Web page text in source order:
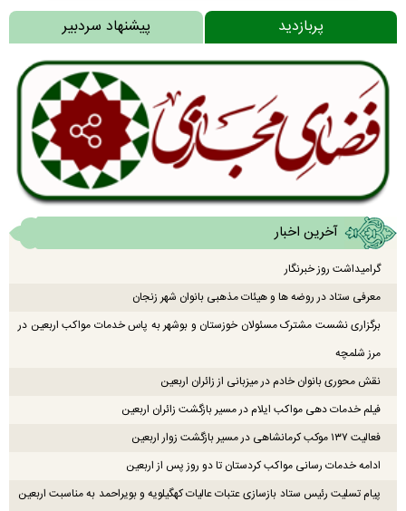
پربازدید پیشنهاد سردبیر
آخرین اخبار
گرامیداشت روز خبرنگار
معرفی ستاد در روضه ها و هیئات مذهبی بانوان شهر زنجان
برگزاری نشست مشترک مسئولان خوزستان و بوشهر به پاس خدمات مواکب اربعین در
مرز شلمچه
نقش محوری بانوان خادم در میزبانی از زائران اربعین
فیلم خدمات دهی مواکب ایلام در مسیر بازگشت زائران اربعین
فعالیت ۱۳۷ موکب کرمانشاهی در مسیر بازگشت زوار اربعین
ادامه خدمات رسانی مواکب کردستان تا دو روز پس از اربعین
پیام تسلیت رئیس ستاد بازسازی عتبات عالیات کهگیلویه و بویراحمد به مناسبت اربعین